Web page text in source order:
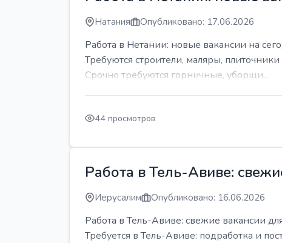
Натания Опубликовано: 17.06.2026
Работа в Нетании: новые вакансии на
Требуются строители, маляры,
Срочно требуются горничные, уборщи...
44 просмотров
Работа в Тель-Авиве:
Иерусалим Опубликовано: 16.06.2026
Работа в Тель-Авиве: свежие вакансии
Требуется в Тель-Авиве: подработка и